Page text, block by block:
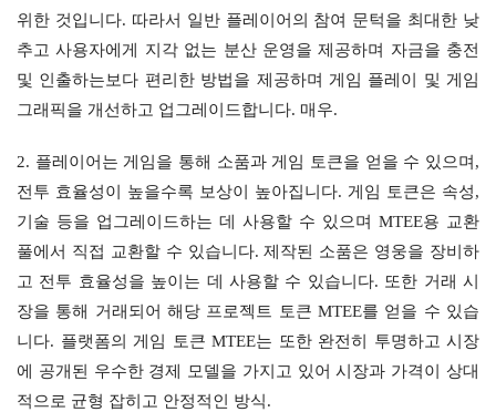
위한 것입니다. 따라서 일반 플레이어의 참여 문턱을 최대한 낮
추고 사용자에게 지각 없는 분산 운영을 제공하며 자금을 충전
및 인출하는보다 편리한 방법을 제공하며 게임 플레이 및 게임
그래픽을 개선하고 업그레이드합니다. 매우.
2. 플레이어는 게임을 통해 소품과 게임 토큰을 얻을 수 있으며,
전투 효율성이 높을수록 보상이 높아집니다. 게임 토큰은 속성,
기술 등을 업그레이드하는 데 사용할 수 있으며 MTEE용 교환
풀에서 직접 교환할 수 있습니다. 제작된 소품은 영웅을 장비하
고 전투 효율성을 높이는 데 사용할 수 있습니다. 또한 거래 시
장을 통해 거래되어 해당 프로젝트 토큰 MTEE를 얻을 수 있습
니다. 플랫폼의 게임 토큰 MTEE는 또한 완전히 투명하고 시장
에 공개된 우수한 경제 모델을 가지고 있어 시장과 가격이 상대
적으로 균형 잡히고 안정적인 방식.